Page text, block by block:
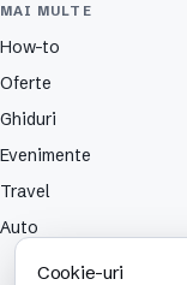
MAI MULTE
How-to
Oferte
Ghiduri
Evenimente
Travel
Auto
Cookie-uri